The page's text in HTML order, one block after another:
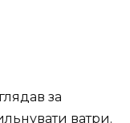
за
ватри.